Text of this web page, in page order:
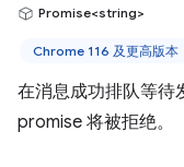
Promise<string>
Chrome 116 及更高版本
在消息成功排队等待
promise 将被拒绝。